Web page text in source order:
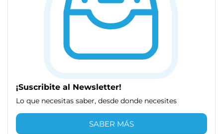
¡Suscribite al Newsletter!
Lo que necesitas saber, desde donde necesites
SABER MÁS